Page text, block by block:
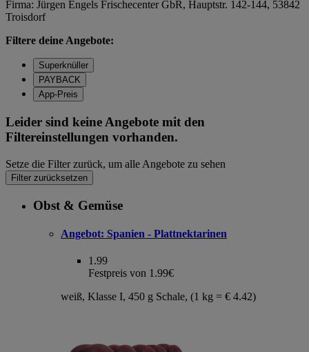
Firma: Jürgen Engels Frischecenter GbR, Hauptstr. 142-144, 53842
Troisdorf
Filtere deine Angebote:
Superknüller
PAYBACK
App-Preis
Leider sind keine Angebote mit den
Filtereinstellungen vorhanden.
Setze die Filter zurück, um alle Angebote zu sehen
Filter zurücksetzen
Obst & Gemüse
Angebot: Spanien - Plattnektarinen
1.99
Festpreis von 1.99€
weiß, Klasse I, 450 g Schale, (1 kg = € 4.42)